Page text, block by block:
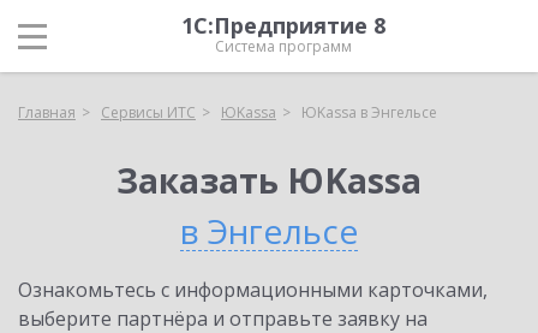
1С:Предприятие 8
Система программ
Главная Сервисы ИТС ЮKassa ЮKassa в Энгельсе
Заказать ЮKassa
в Энгельсе
Ознакомьтесь с информационными карточками,
выберите партнёра и отправьте заявку на